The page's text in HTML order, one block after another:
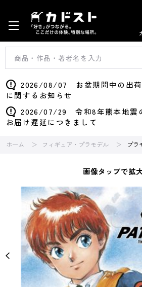
2026/08/07 お盆期間中の出荷
に関するお知らせ
2026/07/29 令和8年熊本地震
お届け遅延につきまして
ホーム フィギュア・プラモデル プラ
画像タップで拡